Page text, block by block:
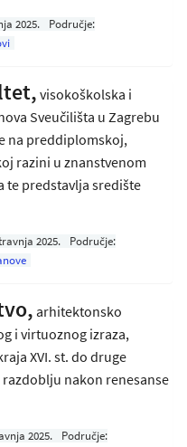
2025.
Područje:
visokoškolska i
Sveučilišta u Zagrebu
na preddiplomskoj,
razini u znanstvenom
predstavlja središte
2025.
Područje:
arhitektonsko
i virtuoznog izraza,
XVI. st. do druge
razdoblju nakon renesanse
2025.
Područje: